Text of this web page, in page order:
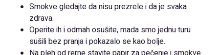
Smokve gledajte da nisu prezrele i da je svaka
zdrava.
Operite ih i odmah osušite, mada smo jednu turu
sušili bez pranja i pokazalo se kao bolje.